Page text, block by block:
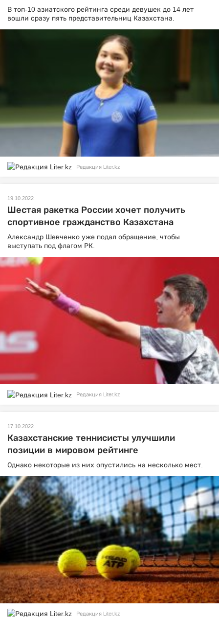
В топ-10 азиатского рейтинга среди девушек до 14 лет
вошли сразу пять представительниц Казахстана.
Редакция Liter.kz
19.10.2022
Шестая ракетка России хочет получить
спортивное гражданство Казахстана
Александр Шевченко уже подал обращение, чтобы
выступать под флагом РК.
Редакция Liter.kz
17.10.2022
Казахстанские теннисисты улучшили
позиции в мировом рейтинге
Однако некоторые из них опустились на несколько мест.
Редакция Liter.kz